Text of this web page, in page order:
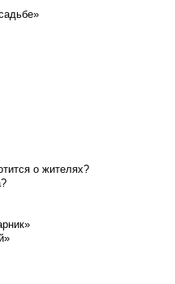
о жителях?